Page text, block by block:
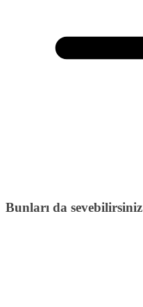
Bunları da sevebilirsiniz